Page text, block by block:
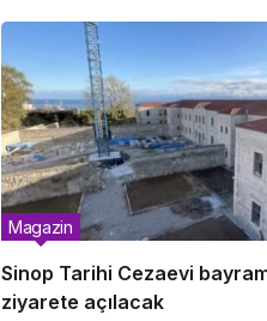
Sinop Tarihi Cezaevi
ziyarete açılacak
Magazin